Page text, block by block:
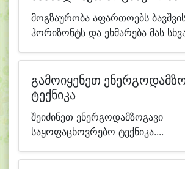
მოგზაურობა აფართოებს
ჰორიზონტს და ეხმარება მას
გამოიყენეთ
ტექნიკა
შეიძინეთ ენერგოდამზოგავი
საყოფაცხოვრებო ტექნიკა....